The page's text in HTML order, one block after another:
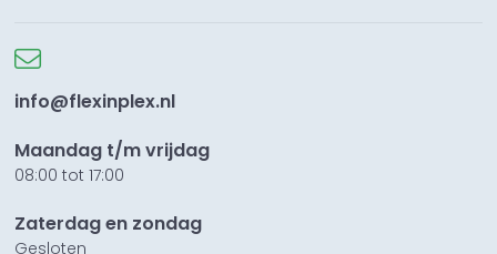
info@flexinplex.nl
Maandag t/m vrijdag
08:00 tot 17:00
Zaterdag en zondag
Gesloten